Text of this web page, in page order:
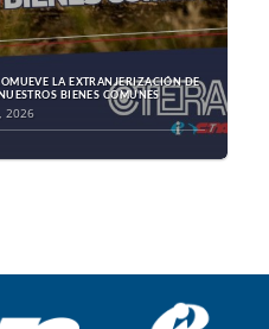
LA EXTRANJERIZACIÓN DE
BIENES COMUNES
2026